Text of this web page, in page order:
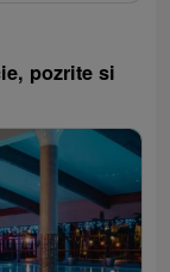
pozrite si